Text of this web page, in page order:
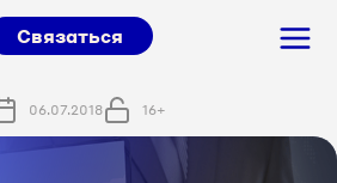
Связаться
06.07.2018 16+